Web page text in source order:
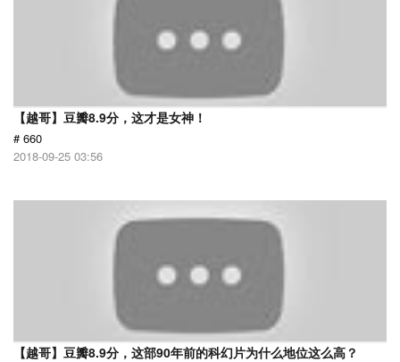
【越哥】豆瓣8.9分，这才是女神！
# 660
2018-09-25 03:56
【越哥】豆瓣8.9分，这部90年前的科幻片为什么地位这么高？